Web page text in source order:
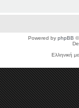
Powered by phpBB
Ελληνική